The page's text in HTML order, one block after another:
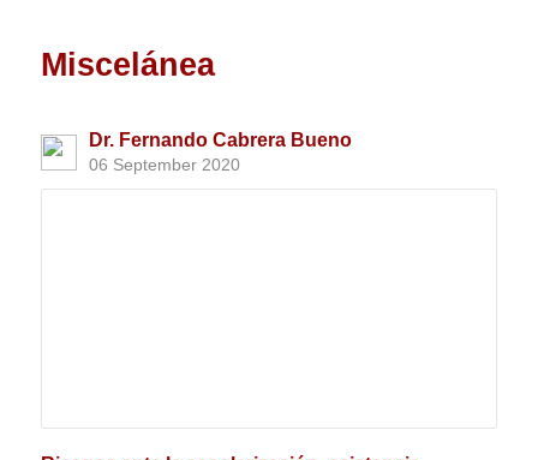
Miscelánea
Dr. Fernando Cabrera Bueno
06 September 2020